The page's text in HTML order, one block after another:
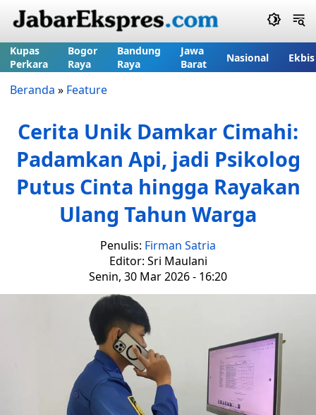
Kupas
Perkara
Bogor
Raya
Bandung
Raya
Jawa
Barat
Nasional Ekbis
Beranda » Feature
Cerita Unik Damkar Cimahi:
Padamkan Api, jadi Psikolog
Putus Cinta hingga Rayakan
Ulang Tahun Warga
Penulis: Firman Satria
Editor: Sri Maulani
Senin, 30 Mar 2026 - 16:20